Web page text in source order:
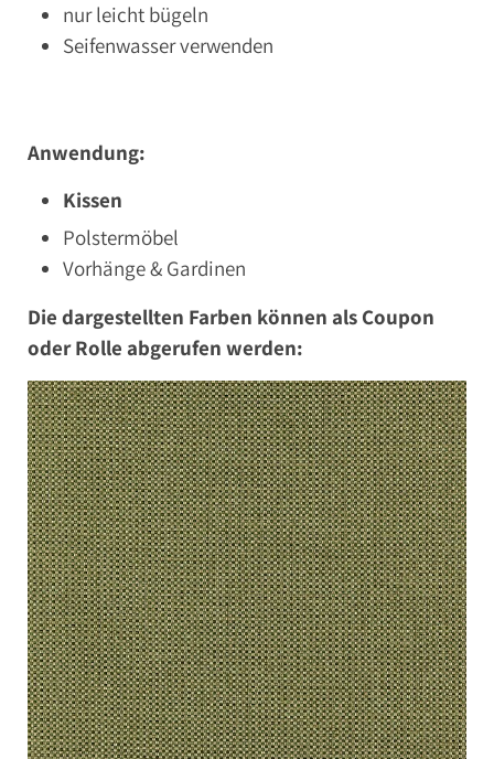
nur leicht bügeln
Seifenwasser verwenden
Anwendung:
Kissen
Polstermöbel
Vorhänge & Gardinen
Die dargestellten Farben können als Coupon
oder Rolle abgerufen werden: